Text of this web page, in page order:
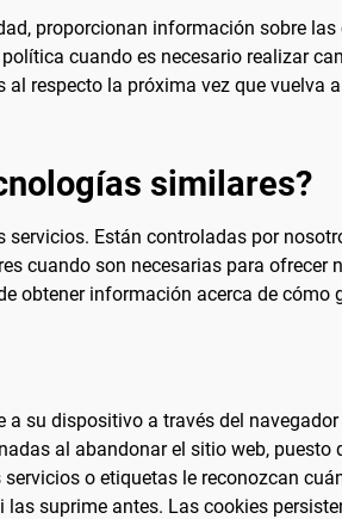
proporcionan información sobre
cuando es necesario realizar
respecto la próxima vez que vuelva
similares?
Están controladas por
cuando son necesarias para ofrecer
obtener información acerca de
su dispositivo a través del
al abandonar el sitio web,
o etiquetas le reconozcan
suprime antes. Las cookies